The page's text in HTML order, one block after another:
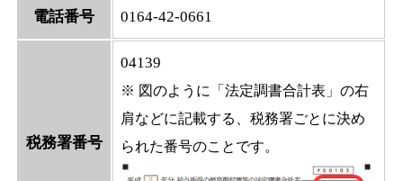
電話番号 0164-42-0661
税務署番号
04139
※ 図のように「法定調書合計表」の右
肩などに記載する、税務署ごとに決め
られた番号のことです。